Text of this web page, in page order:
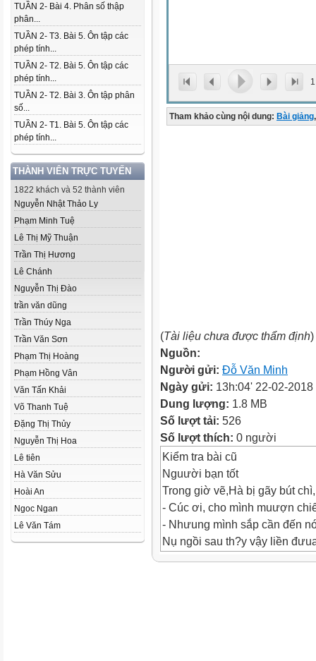
TUẦN 2- Bài 4. Phân số thập
phân...
TUẦN 2- T3. Bài 5. Ôn tập các
phép tính...
TUẦN 2- T2. Bài 5. Ôn tập các
phép tính...
TUẦN 2- T2. Bài 3. Ôn tập phân
số...
TUẦN 2- T1. Bài 5. Ôn tập các
phép tính...
THÀNH VIÊN TRỰC TUYẾN
1822 khách và 52 thành viên
Nguyễn Nhật Thảo Ly
Phạm Minh Tuệ
Lê Thị Mỹ Thuận
Trần Thị Hương
Lê Chánh
Nguyễn Thị Đào
trần văn dũng
Trần Thúy Nga
Trần Văn Sơn
Phạm Thị Hoàng
Phạm Hồng Vân
Văn Tấn Khải
Võ Thanh Tuệ
Đặng Thị Thủy
Nguyễn Thị Hoa
Lê tiên
Hà Văn Sửu
Hoài An
Ngoc Ngan
Lê Văn Tám
1
Tham khảo cùng nội dung: Bài giảng,
(Tài liệu chưa được thẩm định)
Nguồn:
Người gửi: Đỗ Văn Minh
Ngày gửi: 13h:04' 22-02-2018
Dung lượng: 1.8 MB
Số lượt tải: 526
Số lượt thích: 0 người
Kiểm tra bài cũ
Nguười bạn tốt
Trong giờ vẽ,Hà bị gãy bút
- Cúc ơi, cho mình muượn
- Nhưung mình sắp cần đến
Nụ ngồi sau th?y vậy liền